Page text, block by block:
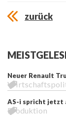
zurück
Neuer Renault
AS-i spricht jetzt
Produktion